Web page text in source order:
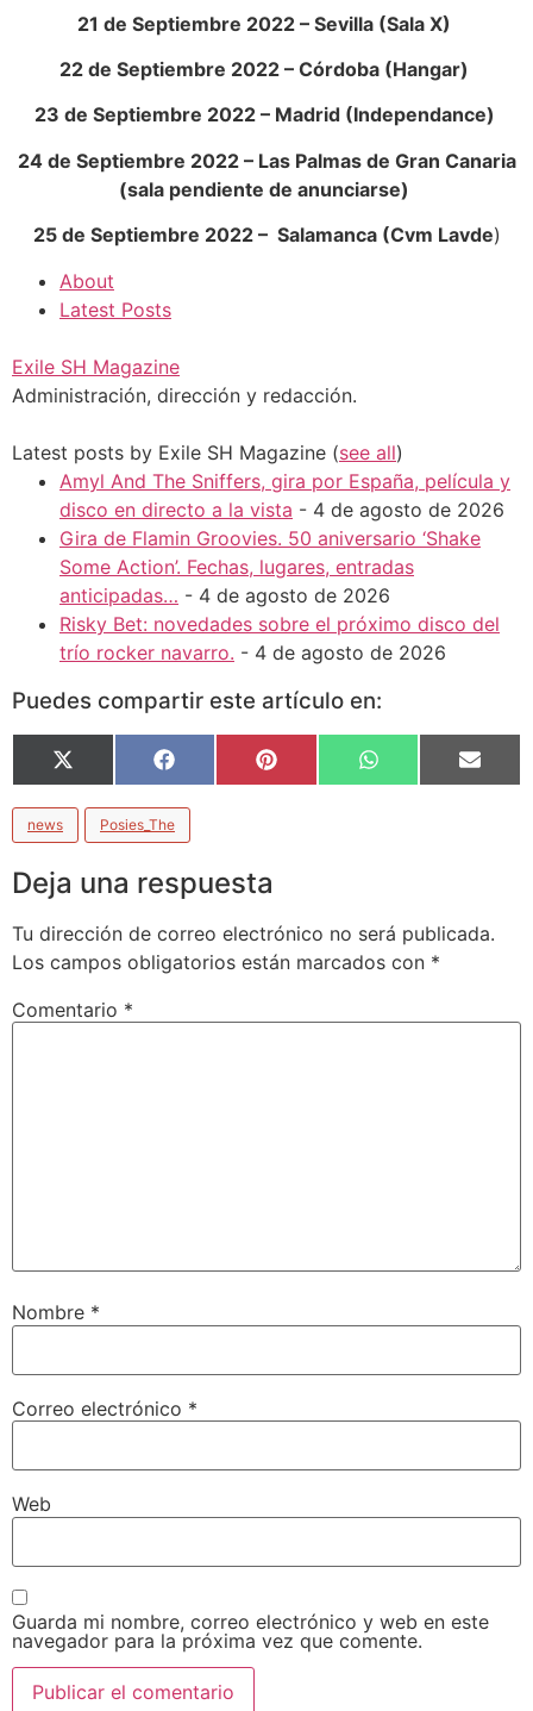
21 de Septiembre 2022 – Sevilla (Sala X)
22 de Septiembre 2022 – Córdoba (Hangar)
23 de Septiembre 2022 – Madrid (Independance)
24 de Septiembre 2022 – Las Palmas de Gran Canaria
(sala pendiente de anunciarse)
25 de Septiembre 2022 – Salamanca (Cvm Lavde)
About
Latest Posts
Exile SH Magazine
Administración, dirección y redacción.
Latest posts by Exile SH Magazine (see all)
Amyl And The Sniffers, gira por España, película y
disco en directo a la vista - 4 de agosto de 2026
Gira de Flamin Groovies. 50 aniversario ‘Shake
Some Action’. Fechas, lugares, entradas
anticipadas… - 4 de agosto de 2026
Risky Bet: novedades sobre el próximo disco del
trío rocker navarro. - 4 de agosto de 2026
Puedes compartir este artículo en:
X
(Twitter)
Facebook Pinterest WhatsApp Email
news Posies_The
Deja una respuesta
Tu dirección de correo electrónico no será publicada.
Los campos obligatorios están marcados con *
Comentario *
Nombre *
Correo electrónico *
Web
Guarda mi nombre, correo electrónico y web en este
navegador para la próxima vez que comente.